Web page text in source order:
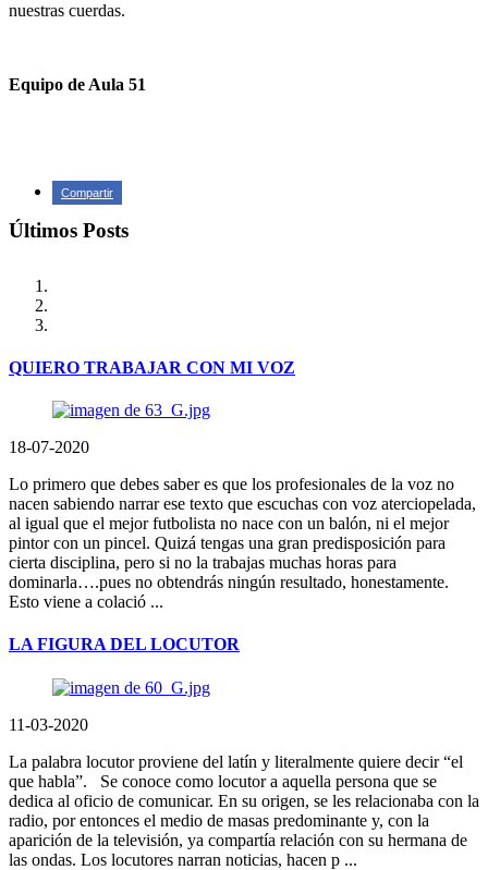
nuestras cuerdas.
Equipo de Aula 51
Compartir
Últimos Posts
QUIERO TRABAJAR CON MI VOZ
18-07-2020
Lo primero que debes saber es que los profesionales de la voz no
nacen sabiendo narrar ese texto que escuchas con voz aterciopelada,
al igual que el mejor futbolista no nace con un balón, ni el mejor
pintor con un pincel. Quizá tengas una gran predisposición para
cierta disciplina, pero si no la trabajas muchas horas para
dominarla….pues no obtendrás ningún resultado, honestamente.
Esto viene a colació ...
LA FIGURA DEL LOCUTOR
11-03-2020
La palabra locutor proviene del latín y literalmente quiere decir “el
que habla”. Se conoce como locutor a aquella persona que se
dedica al oficio de comunicar. En su origen, se les relacionaba con la
radio, por entonces el medio de masas predominante y, con la
aparición de la televisión, ya compartía relación con su hermana de
las ondas. Los locutores narran noticias, hacen p ...